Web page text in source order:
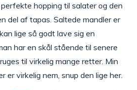
hopping til salater og den
del af tapas. Saltede mandler er
lige så godt lave sig en
har en skål stående til senere
til virkelig mange retter. Min
er virkelig nem, snup den lige her.